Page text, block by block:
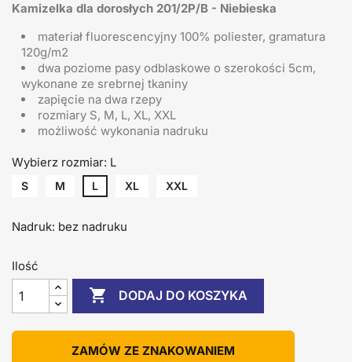
Kamizelka dla dorosłych 201/2P/B - Niebieska
materiał fluorescencyjny 100% poliester, gramatura
120g/m2
dwa poziome pasy odblaskowe o szerokości 5cm,
wykonane ze srebrnej tkaniny
zapięcie na dwa rzepy
rozmiary S, M, L, XL, XXL
możliwość wykonania nadruku
Wybierz rozmiar: L
S M L XL XXL
Nadruk: bez nadruku
Ilość
 DODAJ DO KOSZYKA
ZAMÓW ZE ZNAKOWANIEM